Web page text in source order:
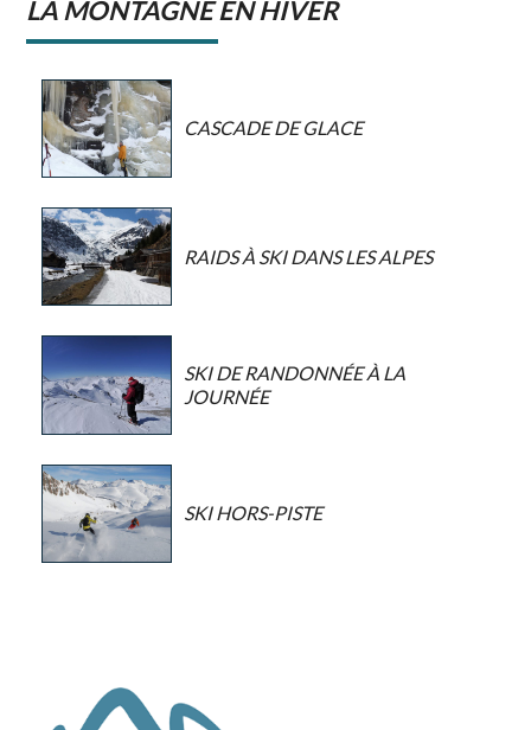
LA MONTAGNE EN HIVER
CASCADE DE GLACE
RAIDS À SKI DANS LES ALPES
SKI DE RANDONNÉE À LA
JOURNÉE
SKI HORS-PISTE